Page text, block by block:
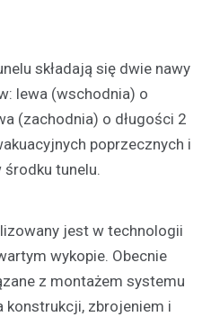
składają się dwie nawy
lewa (wschodnia) o
(zachodnia) o długości 2
poprzecznych i
tunelu.
jest w technologii
wykopie. Obecnie
z montażem systemu
konstrukcji, zbrojeniem i